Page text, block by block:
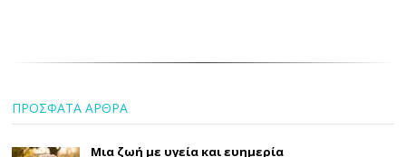
ΠΡΟΣΦΑΤΑ ΑΡΘΡΑ
Μια ζωή με υγεία και ευημερία